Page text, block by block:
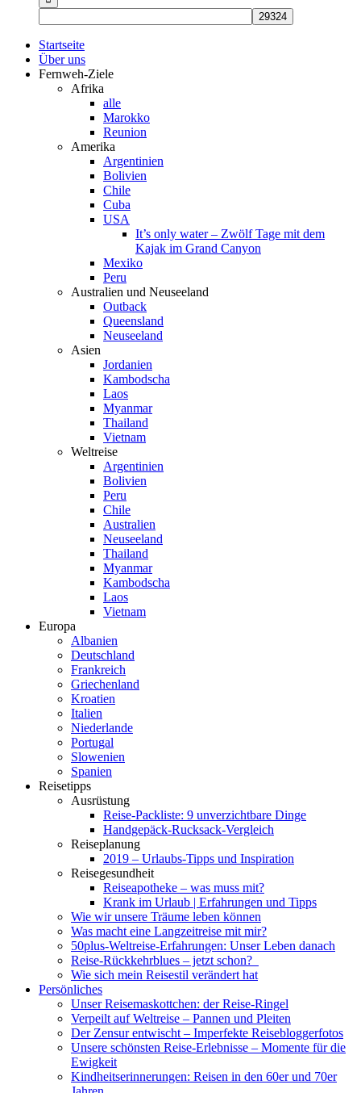
Startseite
Über uns
Fernweh-Ziele
Afrika
alle
Marokko
Reunion
Amerika
Argentinien
Bolivien
Chile
Cuba
USA
It’s only water – Zwölf Tage mit dem
Kajak im Grand Canyon
Mexiko
Peru
Australien und Neuseeland
Outback
Queensland
Neuseeland
Asien
Jordanien
Kambodscha
Laos
Myanmar
Thailand
Vietnam
Weltreise
Argentinien
Bolivien
Peru
Chile
Australien
Neuseeland
Thailand
Myanmar
Kambodscha
Laos
Vietnam
Europa
Albanien
Deutschland
Frankreich
Griechenland
Kroatien
Italien
Niederlande
Portugal
Slowenien
Spanien
Reisetipps
Ausrüstung
Reise-Packliste: 9 unverzichtbare Dinge
Handgepäck-Rucksack-Vergleich
Reiseplanung
2019 – Urlaubs-Tipps und Inspiration
Reisegesundheit
Reiseapotheke – was muss mit?
Krank im Urlaub | Erfahrungen und Tipps
Wie wir unsere Träume leben können
Was macht eine Langzeitreise mit mir?
50plus-Weltreise-Erfahrungen: Unser Leben danach
Reise-Rückkehrblues – jetzt schon?
Wie sich mein Reisestil verändert hat
Persönliches
Unser Reisemaskottchen: der Reise-Ringel
Verpeilt auf Weltreise – Pannen und Pleiten
Der Zensur entwischt – Imperfekte Reisebloggerfotos
Unsere schönsten Reise-Erlebnisse – Momente für die
Ewigkeit
Kindheitserinnerungen: Reisen in den 60er und 70er